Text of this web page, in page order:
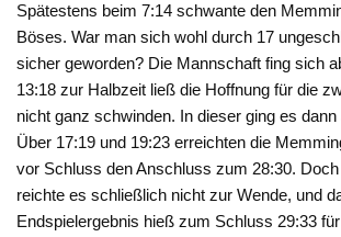
Spätestens beim 7:14 schwante den
Böses. War man sich wohl durch 17
sicher geworden? Die Mannschaft fing sich
13:18 zur Halbzeit ließ die Hoffnung für die
nicht ganz schwinden. In dieser ging es dann
Über 17:19 und 19:23 erreichten die
vor Schluss den Anschluss zum 28:30.
reichte es schließlich nicht zur Wende, und
Endspielergebnis hieß zum Schluss 29:33